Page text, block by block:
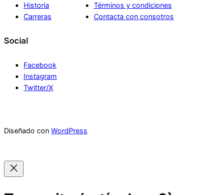
Historia
Carreras
Términos y condiciones
Contacta con consotros
Social
Facebook
Instagram
Twitter/X
Diseñado con WordPress